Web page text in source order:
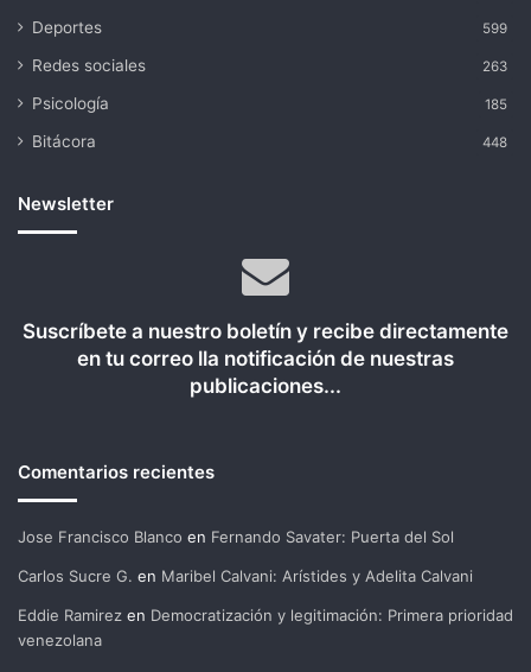
Deportes 599
Redes sociales 263
Psicología 185
Bitácora 448
Newsletter
Suscríbete a nuestro boletín y recibe directamente
en tu correo lla notificación de nuestras
publicaciones...
Comentarios recientes
Jose Francisco Blanco en Fernando Savater: Puerta del Sol
Carlos Sucre G. en Maribel Calvani: Arístides y Adelita Calvani
Eddie Ramirez en Democratización y legitimación: Primera prioridad
venezolana